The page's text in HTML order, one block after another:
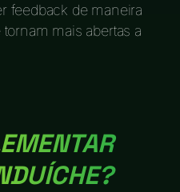
feedback de maneira
mais abertas a